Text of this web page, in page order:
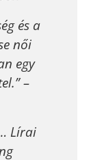
és a
női
egy
–
Lírai